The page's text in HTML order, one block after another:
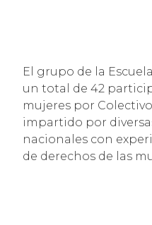
El grupo de la
un total de 42
mujeres por
impartido por
nacionales con
de derechos de las